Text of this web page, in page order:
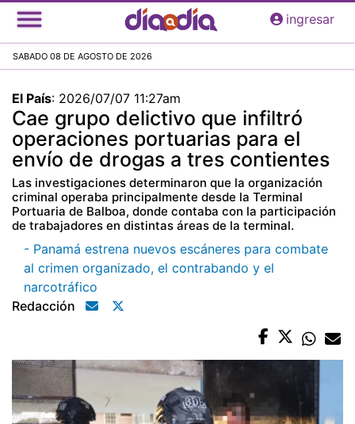
Pasar
al
principal
ingresar
SABADO 08 DE AGOSTO DE 2026
El País: 2026/07/07 11:27am
Cae grupo delictivo que infiltró
operaciones portuarias para el
envío de drogas a tres contientes
Las investigaciones determinaron que la organización
criminal operaba principalmente desde la Terminal
Portuaria de Balboa, donde contaba con la participación
de trabajadores en distintas áreas de la terminal.
- Panamá estrena nuevos escáneres para combate
al crimen organizado, el contrabando y el
narcotráfico
Redacción